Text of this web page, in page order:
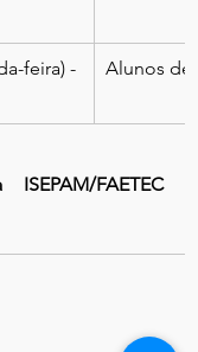
feira) -
Alunos de
FAETEC